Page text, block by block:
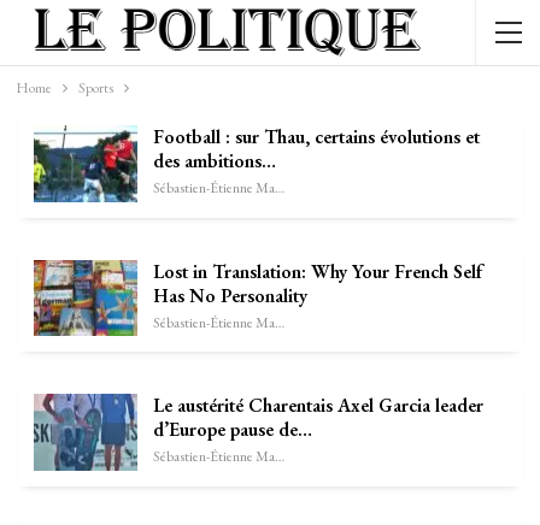
Home Sports
Football : sur Thau, certains évolutions et
des ambitions…
Sébastien-Étienne Marechal
Lost in Translation: Why Your French Self
Has No Personality
Sébastien-Étienne Marechal
Le austérité Charentais Axel Garcia leader
d’Europe pause de…
Sébastien-Étienne Marechal